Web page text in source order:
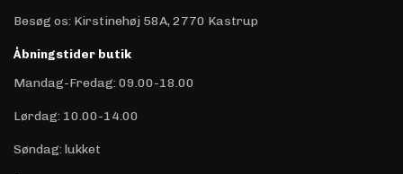
Besøg os: Kirstinehøj 58A, 2770 Kastrup
Åbningstider butik
Mandag-Fredag: 09.00-18.00
Lørdag: 10.00-14.00
Søndag: lukket